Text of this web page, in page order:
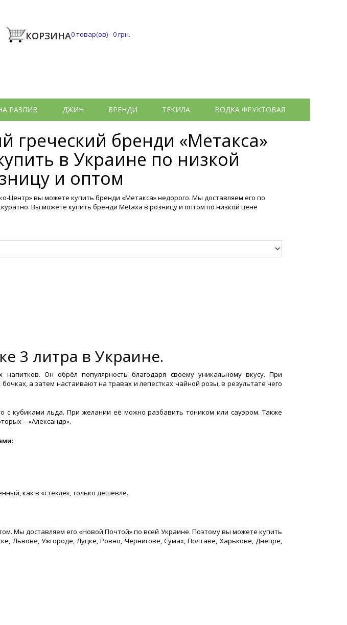
КОРЗИНА0товар(ов) -0 грн.
РАЗЛИВ ДЖИН БРЕНДИ ТЕКИЛА ВОДКА ФРУКТОВАЯ
греческий бренди «Метакса»
в Украине по низкой
и оптом
Центр» вы можете купить бренди «Метакса» недорого. Мы доставляем его по
Вы можете купить бренди Metaxa в розницу и оптом по низкой цене
3 литра в Украине.
Он обрёл популярность благодаря своему уникальному вкусу. При
а затем настаивают на травах и лепестках чайной розы, в результате чего
с кубиками льда. При желании её можно разбавить тоником или сауэром. Также
– «Александр».
как в «стекле», только дешевле.
Мы доставляем его «Новой Почтой» по всей Украине. Поэтому вы можете купить
Львове, Ужгороде, Луцке, Ровно, Чернигове, Сумах, Полтаве, Харькове, Днепре,